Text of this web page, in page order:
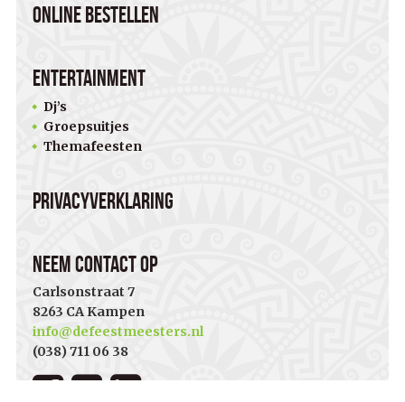
Online bestellen
Entertainment
Dj’s
Groepsuitjes
Themafeesten
Privacyverklaring
Neem contact op
Carlsonstraat 7
8263 CA Kampen
info@defeestmeesters.nl
(038) 711 06 38